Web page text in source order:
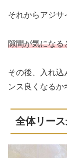
それからアジサ
隙間が気になる
その後、入れ込
ンス良くなるか
全体リー